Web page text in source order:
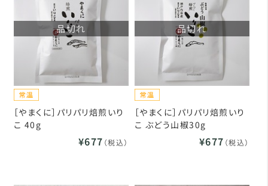
品切れ
［やまくに］パリパリ焙煎いり
こ 40g
¥677 （税込）
品切れ
［やまくに］パリパリ焙煎いり
こ ぶどう山椒30g
¥677 （税込）